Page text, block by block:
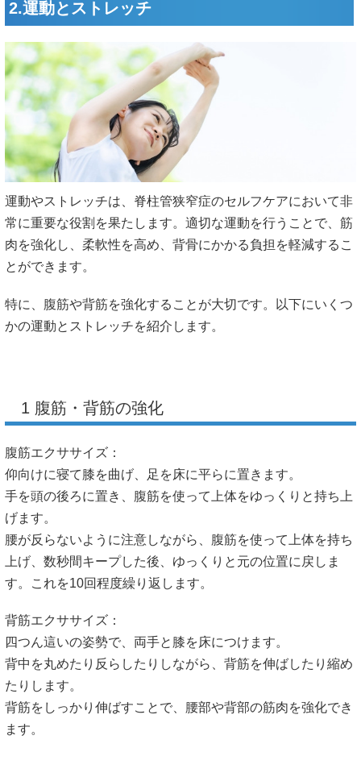
2.運動とストレッチ
運動やストレッチは、脊柱管狭窄症のセルフケアにおいて非
常に重要な役割を果たします。適切な運動を行うことで、筋
肉を強化し、柔軟性を高め、背骨にかかる負担を軽減するこ
とができます。
特に、腹筋や背筋を強化することが大切です。以下にいくつ
かの運動とストレッチを紹介します。
1 腹筋・背筋の強化
腹筋エクササイズ：
仰向けに寝て膝を曲げ、足を床に平らに置きます。
手を頭の後ろに置き、腹筋を使って上体をゆっくりと持ち上
げます。
腰が反らないように注意しながら、腹筋を使って上体を持ち
上げ、数秒間キープした後、ゆっくりと元の位置に戻しま
す。これを10回程度繰り返します。
背筋エクササイズ：
四つん這いの姿勢で、両手と膝を床につけます。
背中を丸めたり反らしたりしながら、背筋を伸ばしたり縮め
たりします。
背筋をしっかり伸ばすことで、腰部や背部の筋肉を強化でき
ます。